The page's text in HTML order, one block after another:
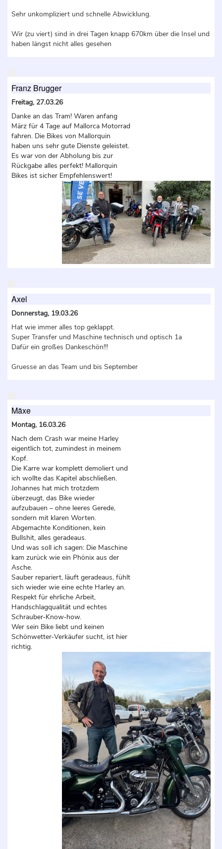
Sehr unkompliziert und schnelle Abwicklung.
Wir (zu viert) sind in drei Tagen knapp 670km über die Insel und
haben längst nicht alles gesehen
Franz Brugger
Freitag, 27.03.26
Danke an das Tram! Waren anfang
März für 4 Tage auf Mallorca Motorrad
fahren. Die Bikes von Mallorquin
haben uns sehr gute Dienste geleistet.
Es war von der Abholung bis zur
Rückgabe alles perfekt! Mallorquin
Bikes ist sicher Empfehlenswert!
Axel
Donnerstag, 19.03.26
Hat wie immer alles top geklappt.
Super Transfer und Maschine technisch und optisch 1a
Dafür ein großes Dankeschön!!!
Gruesse an das Team und bis September
Mäxe
Montag, 16.03.26
Nach dem Crash war meine Harley
eigentlich tot, zumindest in meinem
Kopf.
Die Karre war komplett demoliert und
ich wollte das Kapitel abschließen.
Johannes hat mich trotzdem
überzeugt, das Bike wieder
aufzubauen – ohne leeres Gerede,
sondern mit klaren Worten.
Abgemachte Konditionen, kein
Bullshit, alles geradeaus.
Und was soll ich sagen: Die Maschine
kam zurück wie ein Phönix aus der
Asche.
Sauber repariert, läuft geradeaus, fühlt
sich wieder wie eine echte Harley an.
Respekt für ehrliche Arbeit,
Handschlagqualität und echtes
Schrauber‑Know‑how.
Wer sein Bike liebt und keinen
Schönwetter‑Verkäufer sucht, ist hier
richtig.